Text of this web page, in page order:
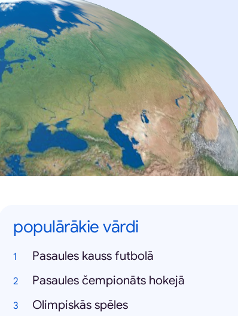
populārākie vārdi
Pasaules kauss futbolā
Pasaules čempionāts hokejā
Olimpiskās spēles